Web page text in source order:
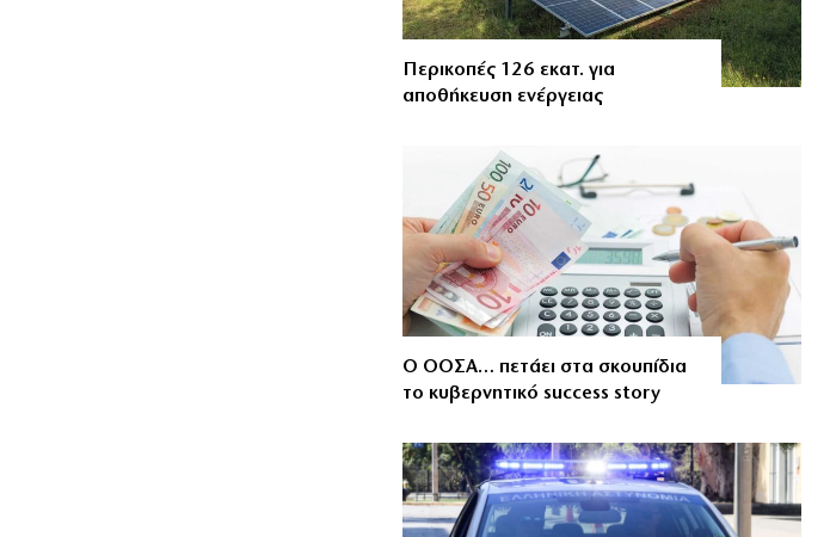
Περικοπές 126 εκατ. για
αποθήκευση ενέργειας
Ο ΟΟΣΑ… πετάει στα σκουπίδια
το κυβερνητικό success story